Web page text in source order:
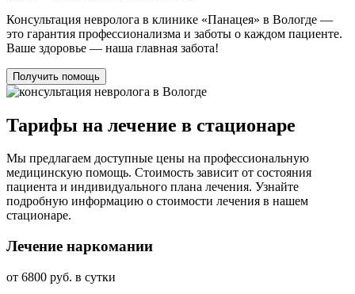
Консультация невролога в клинике «Панацея» в Вологде —
это гарантия профессионализма и заботы о каждом пациенте.
Ваше здоровье — наша главная забота!
Получить помощь
Тарифы на лечение в стационаре
Мы предлагаем доступные цены на профессиональную
медицинскую помощь. Стоимость зависит от состояния
пациента и индивидуального плана лечения. Узнайте
подробную информацию о стоимости лечения в нашем
стационаре.
Лечение наркомании
от 6800 руб. в сутки